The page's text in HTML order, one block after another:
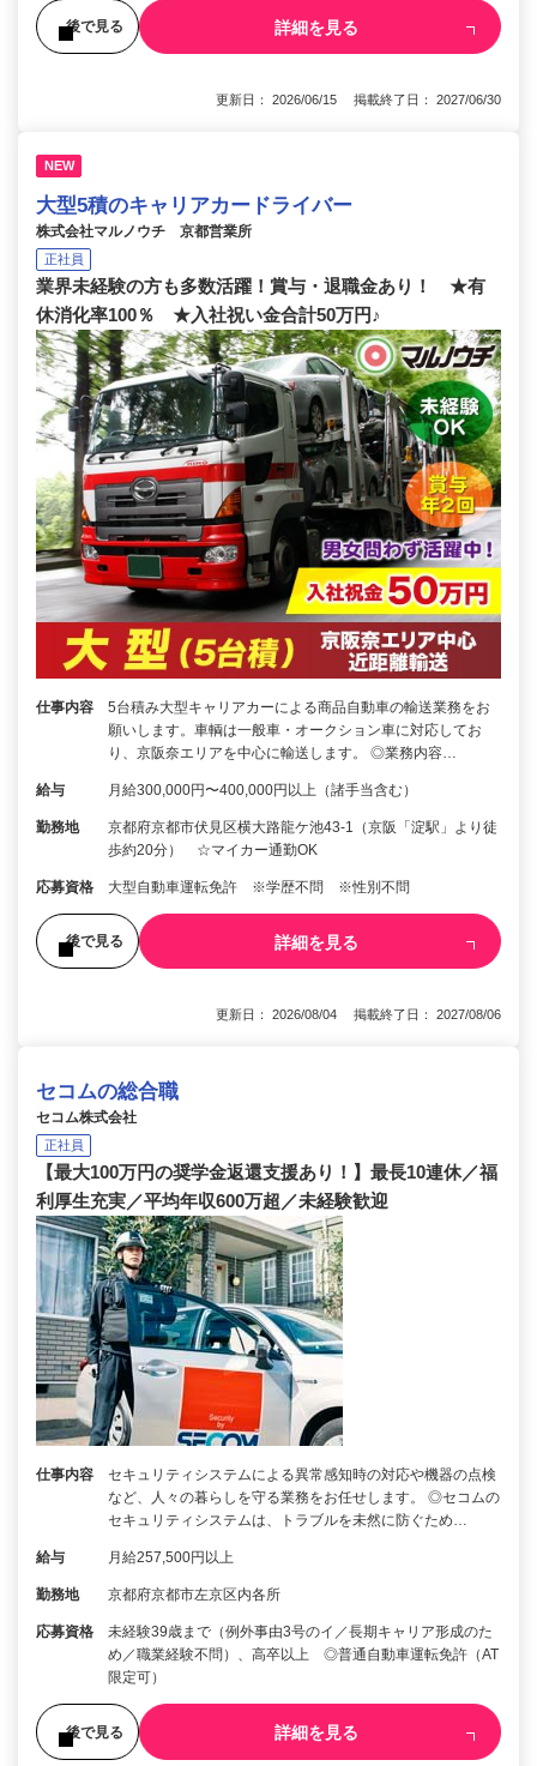
後で見る 詳細を見る
更新日： 2026/06/15 掲載終了日： 2027/06/30
NEW
大型5積のキャリアカードライバー
株式会社マルノウチ 京都営業所
正社員
業界未経験の方も多数活躍！賞与・退職金あり！ ★有
休消化率100％ ★入社祝い金合計50万円♪
仕事内容
5台積み大型キャリアカーによる商品自動車の輸送業務をお
願いします。車輌は一般車・オークション車に対応してお
り、京阪奈エリアを中心に輸送します。 ◎業務内容…
給与 月給300,000円〜400,000円以上（諸手当含む）
勤務地
京都府京都市伏見区横大路龍ケ池43-1（京阪「淀駅」より徒
歩約20分） ☆マイカー通勤OK
応募資格 大型自動車運転免許 ※学歴不問 ※性別不問
後で見る 詳細を見る
更新日： 2026/08/04 掲載終了日： 2027/08/06
セコムの総合職
セコム株式会社
正社員
【最大100万円の奨学金返還支援あり！】最長10連休／福
利厚生充実／平均年収600万超／未経験歓迎
仕事内容
セキュリティシステムによる異常感知時の対応や機器の点検
など、人々の暮らしを守る業務をお任せします。 ◎セコムの
セキュリティシステムは、トラブルを未然に防ぐため…
給与 月給257,500円以上
勤務地 京都府京都市左京区内各所
応募資格
未経験39歳まで（例外事由3号のイ／長期キャリア形成のた
め／職業経験不問）、高卒以上 ◎普通自動車運転免許（AT
限定可）
後で見る 詳細を見る